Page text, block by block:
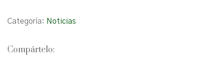
Categoría: Noticias
Compártelo: